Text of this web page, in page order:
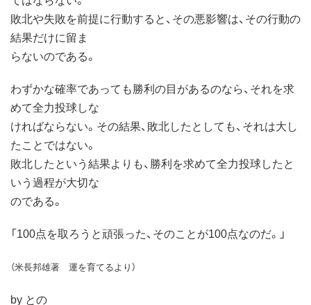
敗北や失敗を前提に行動すると、その悪影響は、その行動の
結果だけに留ま
らないのである。
わずかな確率であっても勝利の目があるのなら、それを求
めて全力投球しな
ければならない。その結果、敗北したとしても、それは大し
たことではない。
敗北したという結果よりも、勝利を求めて全力投球したと
いう過程が大切な
のである。
「100点を取ろうと頑張った、そのことが100点なのだ。」
（米長邦雄著 運を育てるより）
by との